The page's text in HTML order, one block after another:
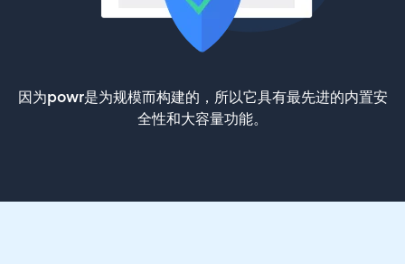
因为powr是为规模而构建的，所以它具有最先进的内置安
全性和大容量功能。